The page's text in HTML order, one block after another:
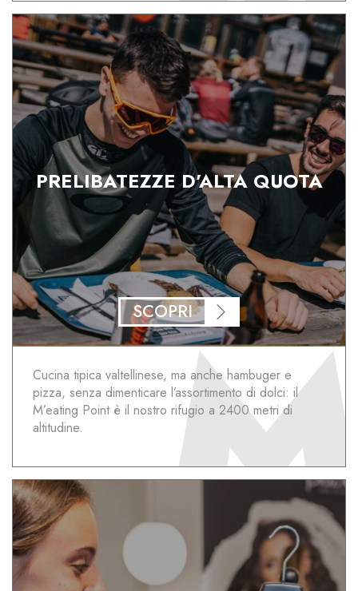
PRELIBATEZZE D’ALTA QUOTA
SCOPRI
Cucina tipica valtellinese, ma anche hambuger e
pizza, senza dimenticare l’assortimento di dolci: il
M’eating Point è il nostro rifugio a 2400 metri di
altitudine.